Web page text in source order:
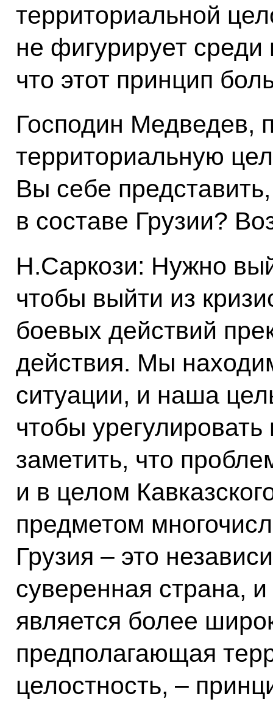
территориальной
не фигурирует среди
что этот принцип
Господин Медведев,
территориальную
Вы себе
в составе Грузии?
Н.Саркози: Нужно
чтобы выйти из
боевых действий
действия. Мы
ситуации, и наша
чтобы
заметить, что
и в целом
предметом
Грузия – это
суверенная страна,
является более
предполагающая
целостность, –